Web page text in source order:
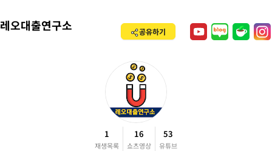
레오대출연구소 공유하기
1
재생목록
16
쇼츠영상
53
유튜브